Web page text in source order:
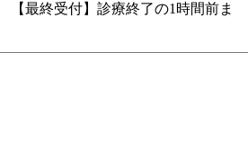
【最終受付】診療終了の1時間前ま